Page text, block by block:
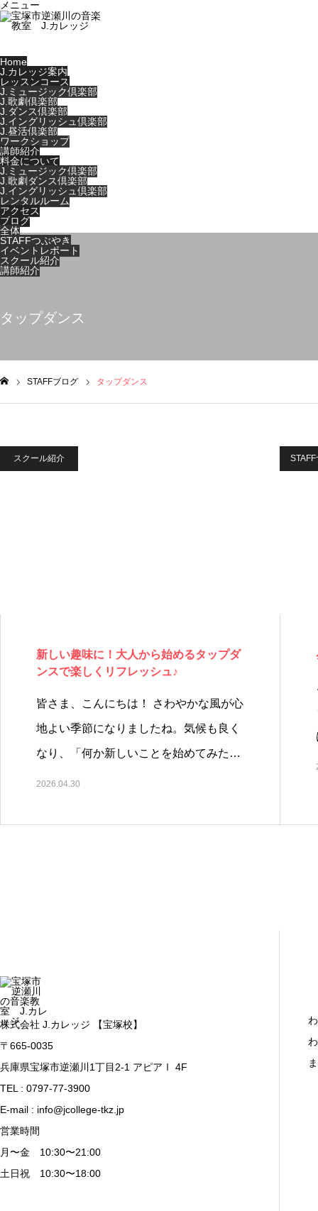
メニュー
Home
J.カレッジ案内
レッスンコース
J.ミュージック倶楽部
J.歌劇倶楽部
J.ダンス倶楽部
J.イングリッシュ倶楽部
J.昼活倶楽部
ワークショップ
講師紹介
料金について
J.ミュージック倶楽部
J.歌劇ダンス倶楽部
J.イングリッシュ倶楽部
レンタルルーム
アクセス
ブログ
全体
STAFFつぶやき
イベントレポート
スクール紹介
講師紹介
タップダンス
STAFFブログ タップダンス
スクール紹介
新しい趣味に！大人から始めるタップダ
ンスで楽しくリフレッシュ♪
皆さま、こんにちは！ さわやかな風が心
地よい季節になりましたね。気候も良く
なり、「何か新しいことを始めてみた…
2026.04.30
株式会社 J.カレッジ 【宝塚校】
〒665-0035
兵庫県宝塚市逆瀬川1丁目2-1 アピアⅠ 4F
TEL : 0797-77-3900
E-mail : info@jcollege-tkz.jp
営業時間
月〜金 10:30〜21:00
土日祝 10:30〜18:00